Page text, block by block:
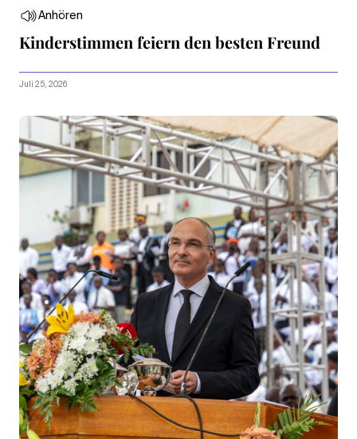
Anhören
Kinderstimmen feiern den besten Freund
Juli 25, 2026